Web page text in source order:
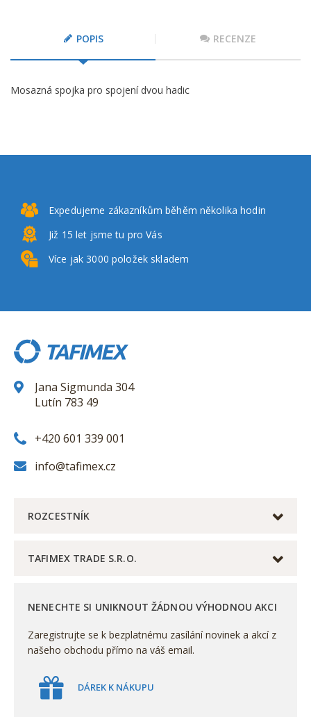
POPIS RECENZE
Mosazná spojka pro spojení dvou hadic
Expedujeme zákazníkům běhěm několika hodin
Již 15 let jsme tu pro Vás
Více jak 3000 položek skladem
Jana Sigmunda 304
Lutín 783 49
+420 601 339 001
info@tafimex.cz
ROZCESTNÍK
TAFIMEX TRADE S.R.O.
NENECHTE SI UNIKNOUT ŽÁDNOU VÝHODNOU AKCI
Zaregistrujte se k bezplatnému zasílání novinek a akcí z
našeho obchodu přímo na váš email.
DÁREK K NÁKUPU